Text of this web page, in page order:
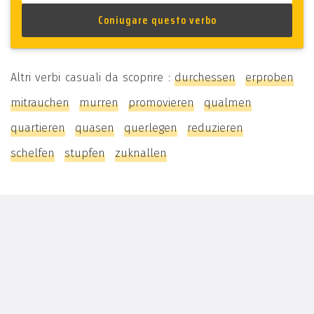
Altri verbi casuali da scoprire : durchessen
erproben
mitrauchen
murren promovieren
qualmen
quartieren
quasen querlegen
reduzieren
schelfen
stupfen zuknallen